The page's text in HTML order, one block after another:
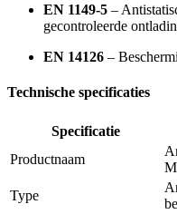
EN 1149-5 –
gecontroleerde
EN 14126 –
Technische specificaties
Specificatie
Productnaam
Type